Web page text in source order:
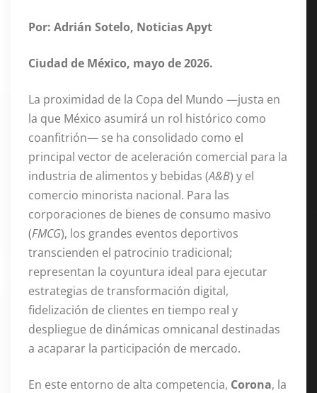
Por: Adrián Sotelo, Noticias Apyt
Ciudad de México, mayo de 2026.
La proximidad de la Copa del Mundo —justa en
la que México asumirá un rol histórico como
coanfitrión— se ha consolidado como el
principal vector de aceleración comercial para la
industria de alimentos y bebidas (A&B) y el
comercio minorista nacional. Para las
corporaciones de bienes de consumo masivo
(FMCG), los grandes eventos deportivos
transcienden el patrocinio tradicional;
representan la coyuntura ideal para ejecutar
estrategias de transformación digital,
fidelización de clientes en tiempo real y
despliegue de dinámicas omnicanal destinadas
a acaparar la participación de mercado.
En este entorno de alta competencia, Corona, la